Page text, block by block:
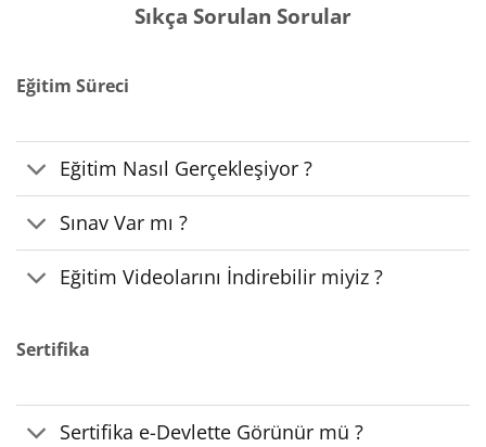
Sıkça Sorulan Sorular
Eğitim Süreci
Eğitim Nasıl Gerçekleşiyor ?
Sınav Var mı ?
Eğitim Videolarını İndirebilir miyiz ?
Sertifika
Sertifika e-Devlette Görünür mü ?